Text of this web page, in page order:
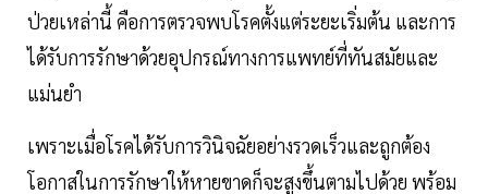
ป่วยเหล่านี้ คือการตรวจพบโรคตั้งแต่ระยะเริ่มต้น และการ
ได้รับการรักษาด้วยอุปกรณ์ทางการแพทย์ที่ทันสมัยและ
แม่นยำ
เพราะเมื่อโรคได้รับการวินิจฉัยอย่างรวดเร็วและถูกต้อง
โอกาสในการรักษาให้หายขาดก็จะสูงขึ้นตามไปด้วย พร้อม